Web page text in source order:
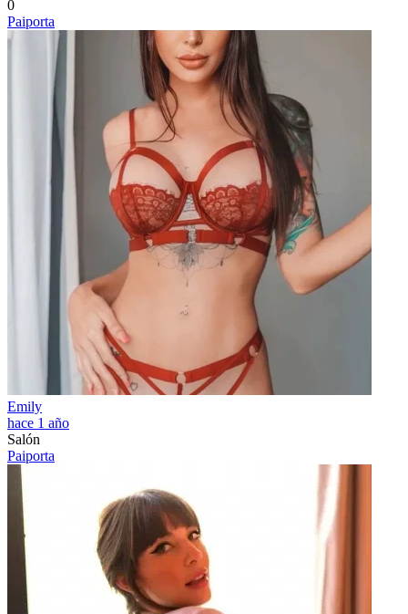
0
Paiporta
Emily
hace 1 año
Salón
Paiporta